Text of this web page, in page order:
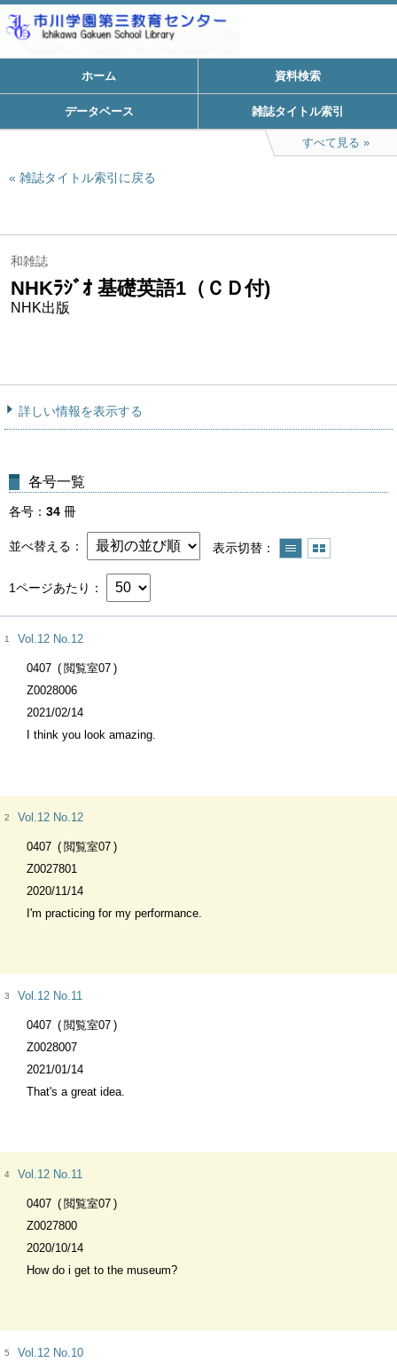
ホーム 資料検索
データベース 雑誌タイトル索引
すべて見る
雑誌タイトル索引に戻る
和雑誌
NHKﾗｼﾞｵ 基礎英語1（ＣＤ付)
NHK出版
詳しい情報を表示する
各号一覧
各号 34 冊
並べ替える 表示切替
1ページあたり
1 Vol.12 No.12
0407
閲覧室07
Z0028006
2021/02/14
I think you look amazing.
2 Vol.12 No.12
0407
閲覧室07
Z0027801
2020/11/14
I'm practicing for my performance.
3 Vol.12 No.11
0407
閲覧室07
Z0028007
2021/01/14
That's a great idea.
4 Vol.12 No.11
0407
閲覧室07
Z0027800
2020/10/14
How do i get to the museum?
5 Vol.12 No.10